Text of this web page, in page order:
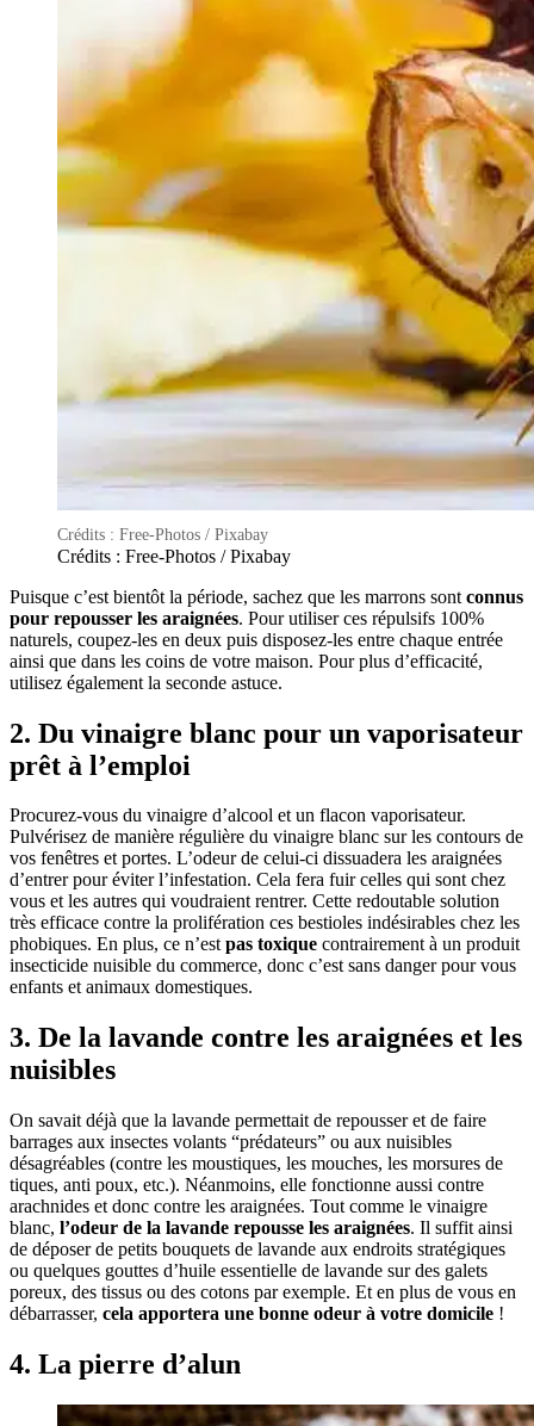
Crédits : Free-Photos / Pixabay
Crédits : Free-Photos / Pixabay
Puisque c’est bientôt la période, sachez que les marrons sont connus
pour repousser les araignées. Pour utiliser ces répulsifs 100%
naturels, coupez-les en deux puis disposez-les entre chaque entrée
ainsi que dans les coins de votre maison. Pour plus d’efficacité,
utilisez également la seconde astuce.
2. Du vinaigre blanc pour un vaporisateur
prêt à l’emploi
Procurez-vous du vinaigre d’alcool et un flacon vaporisateur.
Pulvérisez de manière régulière du vinaigre blanc sur les contours de
vos fenêtres et portes. L’odeur de celui-ci dissuadera les araignées
d’entrer pour éviter l’infestation. Cela fera fuir celles qui sont chez
vous et les autres qui voudraient rentrer. Cette redoutable solution
très efficace contre la prolifération ces bestioles indésirables chez les
phobiques. En plus, ce n’estpas toxique contrairement à un produit
insecticide nuisible du commerce, donc c’est sans danger pour vous
enfants et animaux domestiques.
3. De la lavande contre les araignées et les
nuisibles
On savait déjà que la lavande permettait de repousser et de faire
barrages aux insectes volants “prédateurs” ou aux nuisibles
désagréables (contre les moustiques, les mouches, les morsures de
tiques, anti poux, etc.). Néanmoins, elle fonctionne aussi contre
arachnides et donc contre les araignées. Tout comme le vinaigre
blanc, l’odeur de la lavande repousse les araignées. Il suffit ainsi
de déposer de petits bouquets de lavande aux endroits stratégiques
ou quelques gouttes d’huile essentielle de lavande sur des galets
poreux, des tissus ou des cotons par exemple. Et en plus de vous en
débarrasser, cela apportera une bonne odeur à votre domicile !
4. La pierre d’alun